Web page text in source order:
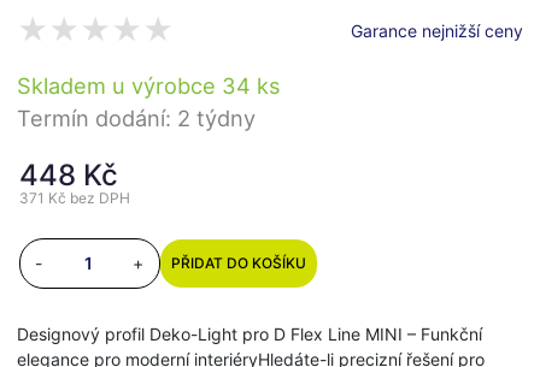
Garance nejnižší ceny
Skladem u výrobce 34 ks
Termín dodání: 2 týdny
448 Kč
371 Kč bez DPH
- + PŘIDAT DO KOŠÍKU
Designový profil Deko-Light pro D Flex Line MINI – Funkční
elegance pro moderní interiéryHledáte-li precizní řešení pro